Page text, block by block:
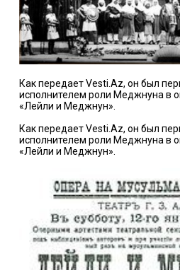
Как передает Vesti.Az, он был
исполнителем роли Меджнуна в
«Лейли и Меджнун».
Как передает Vesti.Az, он был
исполнителем роли Меджнуна в
«Лейли и Меджнун».